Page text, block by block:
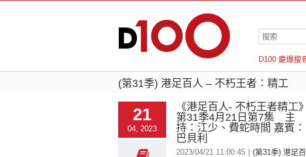
D100 慶爆搜
羅倫斯
(第31季) 港足百人 – 不朽王者：精工
21
04, 2023
《港足百人- 不朽王者精工》
第31季4月21日第7集 主
持：江少、費蛇時間 嘉賓：
巴貝利
2023/04/21 11:00:45
(第31季) 港足百